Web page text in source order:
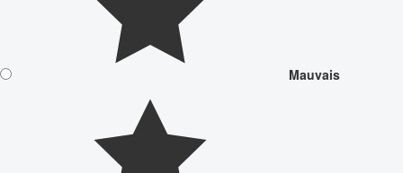
Mauvais